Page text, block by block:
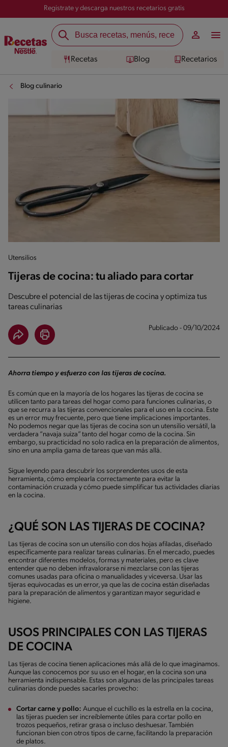
Registrate y descarga nuestros recetarios gratis
Recetas Blog Recetarios
Blog culinario
Utensilios
Tijeras de cocina: tu aliado para cortar
Descubre el potencial de las tijeras de cocina y optimiza tus
tareas culinarias
Publicado - 09/10/2024
Ahorra tiempo y esfuerzo con las tijeras de cocina.
Es común que en la mayoría de los hogares las tijeras de cocina se
utilicen tanto para tareas del hogar como para funciones culinarias, o
que se recurra a las tijeras convencionales para el uso en la cocina. Este
es un error muy frecuente, pero que tiene implicaciones importantes.
No podemos negar que las tijeras de cocina son un utensilio versátil, la
verdadera “navaja suiza” tanto del hogar como de la cocina. Sin
embargo, su practicidad no solo radica en la preparación de alimentos,
sino en una amplia gama de tareas que van más allá.
Sigue leyendo para descubrir los sorprendentes usos de esta
herramienta, cómo emplearla correctamente para evitar la
contaminación cruzada y cómo puede simplificar tus actividades diarias
en la cocina.
¿QUÉ SON LAS TIJERAS DE COCINA?
Las tijeras de cocina son un utensilio con dos hojas afiladas, diseñado
específicamente para realizar tareas culinarias. En el mercado, puedes
encontrar diferentes modelos, formas y materiales, pero es clave
entender que no deben infravalorarse ni mezclarse con las tijeras
comunes usadas para oficina o manualidades y viceversa. Usar las
tijeras equivocadas es un error, ya que las de cocina están diseñadas
para la preparación de alimentos y garantizan mayor seguridad e
higiene.
USOS PRINCIPALES CON LAS TIJERAS
DE COCINA
Las tijeras de cocina tienen aplicaciones más allá de lo que imaginamos.
Aunque las conocemos por su uso en el hogar, en la cocina son una
herramienta indispensable. Estas son algunas de las principales tareas
culinarias donde puedes sacarles provecho:
Cortar carne y pollo: Aunque el cuchillo es la estrella en la cocina,
las tijeras pueden ser increíblemente útiles para cortar pollo en
trozos pequeños, retirar grasa o incluso deshuesar. También
funcionan bien con otros tipos de carne, facilitando la preparación
de platos.